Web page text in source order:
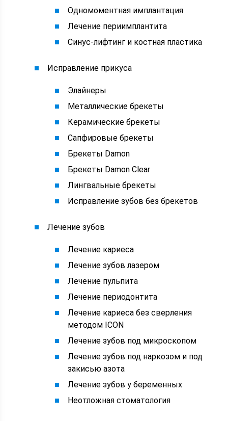
Одномоментная имплантация
Лечение периимплантита
Синус-лифтинг и костная пластика
Исправление прикуса
Элайнеры
Металлические брекеты
Керамические брекеты
Сапфировые брекеты
Брекеты Damon
Брекеты Damon Clear
Лингвальные брекеты
Исправление зубов без брекетов
Лечение зубов
Лечение кариеса
Лечение зубов лазером
Лечение пульпита
Лечение периодонтита
Лечение кариеса без сверления
методом ICON
Лечение зубов под микроскопом
Лечение зубов под наркозом и под
закисью азота
Лечение зубов у беременных
Неотложная стоматология